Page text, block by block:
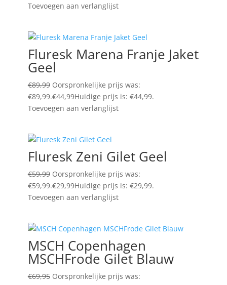
Toevoegen aan verlanglijst
Fluresk Marena Franje Jaket
Geel
€89,99 Oorspronkelijke prijs was:
€89,99.€44,99Huidige prijs is: €44,99.
Toevoegen aan verlanglijst
Fluresk Zeni Gilet Geel
€59,99 Oorspronkelijke prijs was:
€59,99.€29,99Huidige prijs is: €29,99.
Toevoegen aan verlanglijst
MSCH Copenhagen
MSCHFrode Gilet Blauw
€69,95 Oorspronkelijke prijs was: